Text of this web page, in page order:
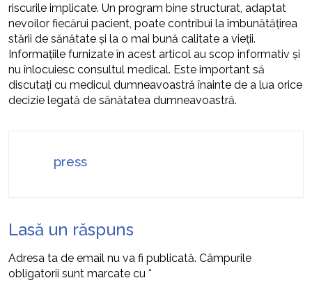
riscurile implicate. Un program bine structurat, adaptat
nevoilor fiecărui pacient, poate contribui la îmbunătățirea
stării de sănătate și la o mai bună calitate a vieții.
Informațiile furnizate în acest articol au scop informativ și
nu înlocuiesc consultul medical. Este important să
discutați cu medicul dumneavoastră înainte de a lua orice
decizie legată de sănătatea dumneavoastră.
press
Lasă un răspuns
Adresa ta de email nu va fi publicată. Câmpurile
obligatorii sunt marcate cu *